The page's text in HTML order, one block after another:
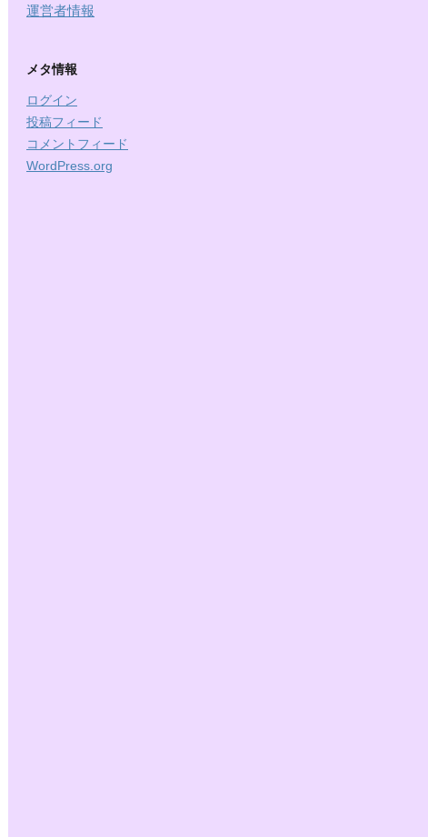
運営者情報
メタ情報
ログイン
投稿フィード
コメントフィード
WordPress.org